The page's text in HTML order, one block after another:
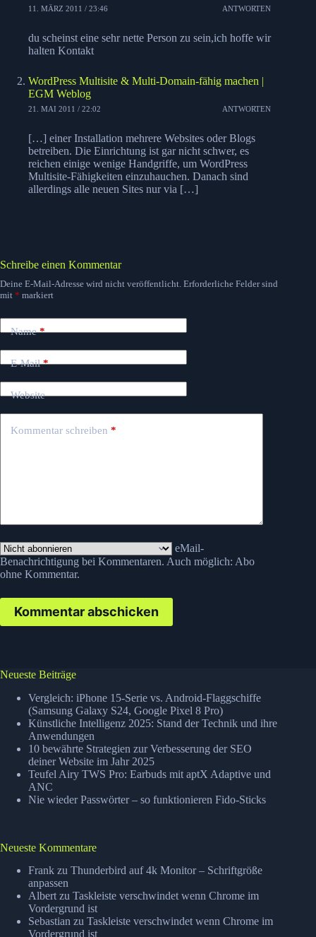
11. MÄRZ 2011 / 23:46 ANTWORTEN
du scheinst eine sehr nette Person zu sein,ich hoffe wir
halten Kontakt
WordPress Multisite & Multi-Domain-fähig machen |
EGM Weblog
21. MAI 2011 / 22:02 ANTWORTEN
[…] einer Installation mehrere Websites oder Blogs
betreiben. Die Einrichtung ist gar nicht schwer, es
reichen einige wenige Handgriffe, um WordPress
Multisite-Fähigkeiten einzuhauchen. Danach sind
allerdings alle neuen Sites nur via […]
Schreibe einen Kommentar
Deine E-Mail-Adresse wird nicht veröffentlicht. Erforderliche Felder sind
mit * markiert
Name*
E-Mail*
Website
Kommentar schreiben *
eMail-
Benachrichtigung bei Kommentaren. Auch möglich: Abo
ohne Kommentar.
Kommentar abschicken
Neueste Beiträge
Vergleich: iPhone 15-Serie vs. Android-Flaggschiffe
(Samsung Galaxy S24, Google Pixel 8 Pro)
Künstliche Intelligenz 2025: Stand der Technik und ihre
Anwendungen
10 bewährte Strategien zur Verbesserung der SEO
deiner Website im Jahr 2025
Teufel Airy TWS Pro: Earbuds mit aptX Adaptive und
ANC
Nie wieder Passwörter – so funktionieren Fido-Sticks
Neueste Kommentare
Frank zu Thunderbird auf 4k Monitor – Schriftgröße
anpassen
Albert zu Taskleiste verschwindet wenn Chrome im
Vordergrund ist
Sebastian zu Taskleiste verschwindet wenn Chrome im
Vordergrund ist